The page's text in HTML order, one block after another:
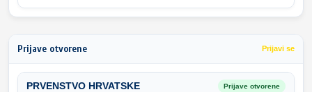
Prijave otvorene Prijavi se
PRVENSTVO HRVATSKE Prijave otvorene